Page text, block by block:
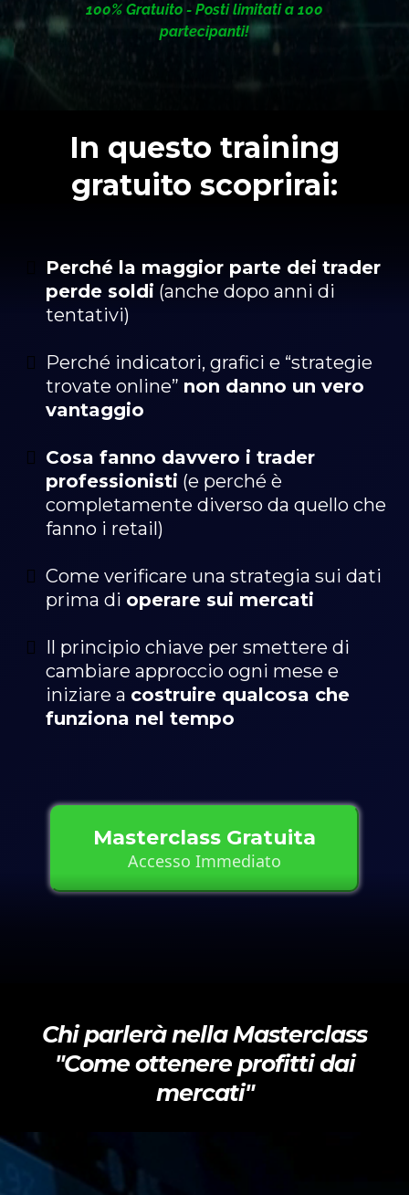
100% Gratuito - Posti limitati a 100
partecipanti!
In questo training
gratuito scoprirai:
Perché la maggior parte dei trader
perde soldi (anche dopo anni di
tentativi)
Perché indicatori, grafici e “strategie
trovate online” non danno un vero
vantaggio
Cosa fanno davvero i trader
professionisti (e perché è
completamente diverso da quello che
fanno i retail)
Come verificare una strategia sui dati
prima di operare sui mercati
Il principio chiave per smettere di
cambiare approccio ogni mese e
iniziare a costruire qualcosa che
funziona nel tempo
Masterclass Gratuita
Accesso Immediato
Chi parlerà nella Masterclass
"Come ottenere profitti dai
mercati"